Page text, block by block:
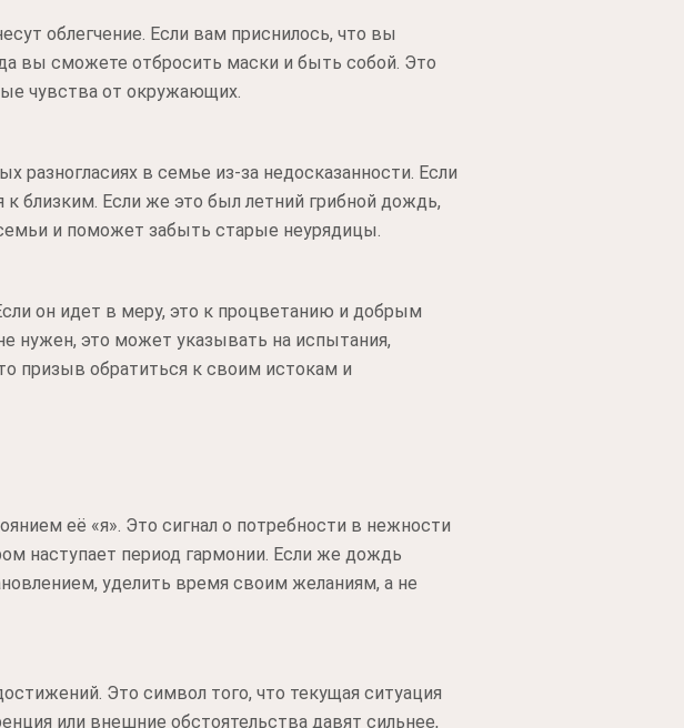
облегчение. Если вам приснилось, что вы
вы сможете отбросить маски и быть собой. Это
чувства от окружающих.
в семье из-за недосказанности. Если
близким. Если же это был летний грибной дождь,
и поможет забыть старые неурядицы.
он идет в меру, это к процветанию и добрым
нужен, это может указывать на испытания,
призыв обратиться к своим истокам и
её «я». Это сигнал о потребности в нежности
наступает период гармонии. Если же дождь
уделить время своим желаниям, а не
Это символ того, что текущая ситуация
или внешние обстоятельства давят сильнее,